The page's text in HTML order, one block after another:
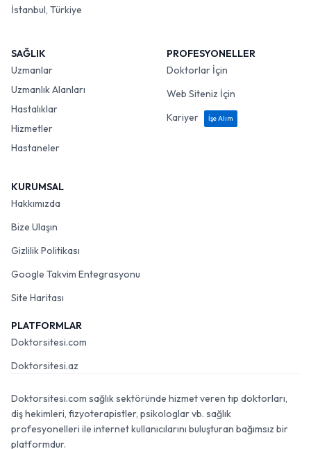
İstanbul, Türkiye
SAĞLIK
Uzmanlar
Uzmanlık Alanları
Hastalıklar
Hizmetler
Hastaneler
PROFESYONELLER
Doktorlar İçin
Web Siteniz İçin
Kariyer
İşe Alım
KURUMSAL
Hakkımızda
Bize Ulaşın
Gizlilik Politikası
Google Takvim Entegrasyonu
Site Haritası
PLATFORMLAR
Doktorsitesi.com
Doktorsitesi.az
Doktorsitesi.com sağlık sektöründe hizmet veren tıp doktorları,
diş hekimleri, fizyoterapistler, psikologlar vb. sağlık
profesyonelleri ile internet kullanıcılarını buluşturan bağımsız bir
platformdur.